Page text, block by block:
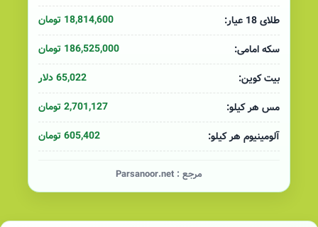
طلای 18 عیار:
18,814,600 تومان
سکه امامی:
186,525,000 تومان
بیت کوین:
65,022 دلار
مس هر کیلو:
2,701,127 تومان
آلومینیوم هر کیلو:
605,402 تومان
مرجع : Parsanoor.net